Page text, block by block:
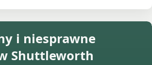
i niesprawne
Shuttleworth